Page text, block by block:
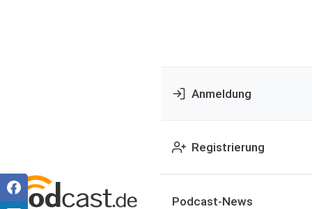
Anmeldung
Registrierung
Podcast-News